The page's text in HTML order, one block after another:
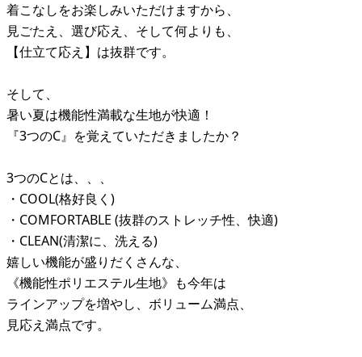
着こなしをお楽しみいただけますから、
見ごたえ、選び応え、そして何よりも、
【仕立て応え】は抜群です。
そして、
暑い夏は機能性満載な生地が快適！
『3つのC』を覚えていただきましたか？
3つのCとは、、、
・COOL(格好良く)
・COMFORTABLE (抜群のストレッチ性、快適)
・CLEAN(清潔に、洗える)
嬉しい機能が盛りだくさんな、
《機能性ポリエステル生地》も今年は
ラインアップを増やし、ボリューム満点、
見応え満点です。